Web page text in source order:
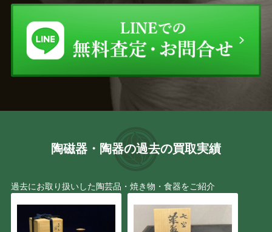
陶磁器・陶器の過去の買取実績
過去にお取り扱いした陶芸品・焼き物・食器をご紹介